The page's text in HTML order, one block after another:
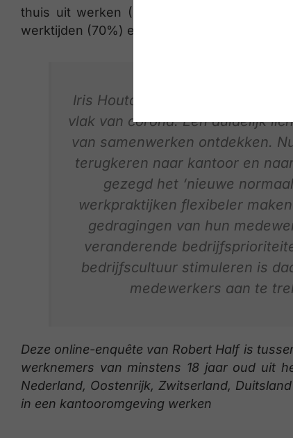
thuis uit werken (90%). Daarnaast willen
werktijden (70%) en een aangepast
Iris Houtaar gaat verder:
vlak van corona. Een duidelijk
van samenwerken ontdekken.
terugkeren naar kantoor en
gezegd het ‘nieuwe
werkpraktijken flexibeler
gedragingen van hun
veranderende
bedrijfscultuur stimuleren is
medewerkers aan te
Deze online-enquête van Robert Half is
werknemers van minstens 18 jaar oud uit
Nederland, Oostenrijk, Zwitserland,
in een kantooromgeving werken